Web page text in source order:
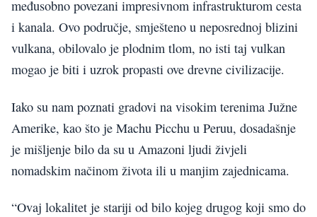
međusobno povezani impresivnom infrastrukturom cesta
i kanala. Ovo područje, smješteno u neposrednoj blizini
vulkana, obilovalo je plodnim tlom, no isti taj vulkan
mogao je biti i uzrok propasti ove drevne civilizacije.
Iako su nam poznati gradovi na visokim terenima Južne
Amerike, kao što je Machu Picchu u Peruu, dosadašnje
je mišljenje bilo da su u Amazoni ljudi živjeli
nomadskim načinom života ili u manjim zajednicama.
“Ovaj lokalitet je stariji od bilo kojeg drugog koji smo do